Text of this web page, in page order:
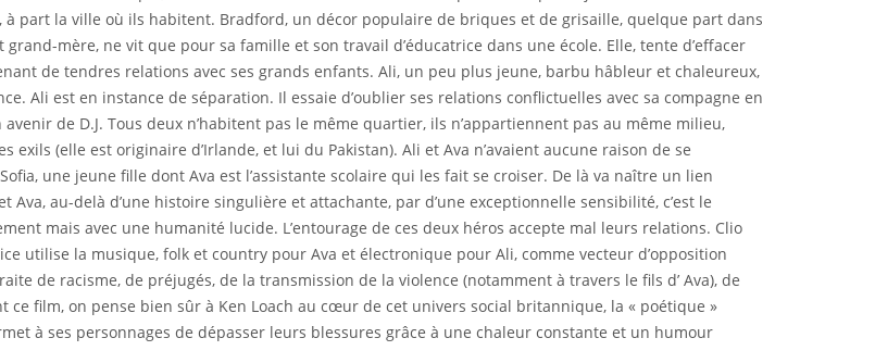
à part la ville où ils habitent. Bradford, un décor populaire de briques et de grisaille, quelque part dans
mère, ne vit que pour sa famille et son travail d’éducatrice dans une école. Elle, tente d’effacer
de tendres relations avec ses grands enfants. Ali, un peu plus jeune, barbu hâbleur et chaleureux,
Ali est en instance de séparation. Il essaie d’oublier ses relations conflictuelles avec sa compagne en
de D.J. Tous deux n’habitent pas le même quartier, ils n’appartiennent pas au même milieu,
exils (elle est originaire d’Irlande, et lui du Pakistan). Ali et Ava n’avaient aucune raison de se
une jeune fille dont Ava est l’assistante scolaire qui les fait se croiser. De là va naître un lien
au-delà d’une histoire singulière et attachante, par d’une exceptionnelle sensibilité, c’est le
mais avec une humanité lucide. L’entourage de ces deux héros accepte mal leurs relations. Clio
utilise la musique, folk et country pour Ava et électronique pour Ali, comme vecteur d’opposition
de racisme, de préjugés, de la transmission de la violence (notamment à travers le fils d’ Ava), de
ce film, on pense bien sûr à Ken Loach au cœur de cet univers social britannique, la « poétique »
à ses personnages de dépasser leurs blessures grâce à une chaleur constante et un humour